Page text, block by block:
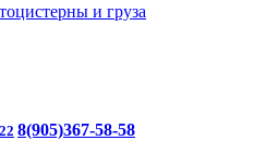
и груза
8(905)367-58-58